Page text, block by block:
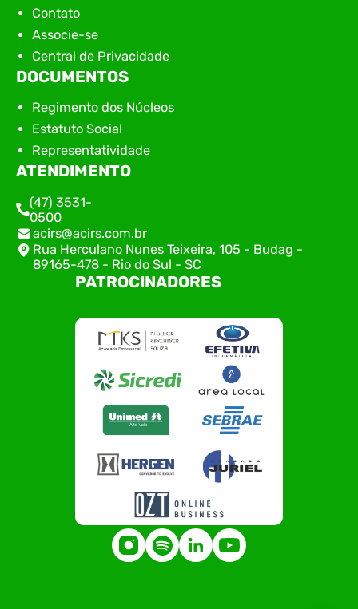
Contato
Associe-se
Central de Privacidade
DOCUMENTOS
Regimento dos Núcleos
Estatuto Social
Representatividade
ATENDIMENTO
(47) 3531-
0500
acirs@acirs.com.br
Rua Herculano Nunes Teixeira, 105 - Budag -
89165-478 - Rio do Sul - SC
PATROCINADORES